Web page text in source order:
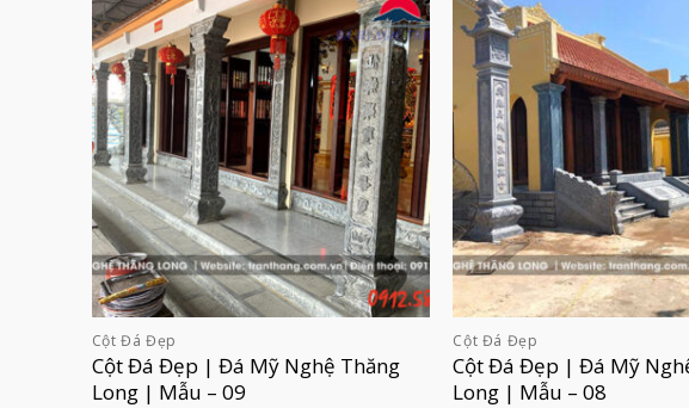
Cột Đá Đẹp
Cột Đá Đẹp | Đá Mỹ Nghệ Thăng
Long | Mẫu – 09
Cột Đá Đẹp
Cột Đá Đẹp | Đá Mỹ
Long | Mẫu – 08